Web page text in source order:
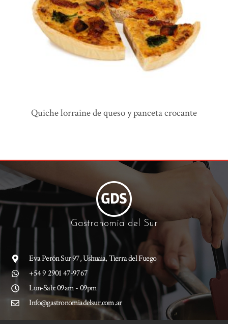
quiche lorraine de queso y panceta crocante
Gastronomía del Sur
Eva Perón Sur 97, Ushuaia, Tierra del Fuego
+54 9 2901 47-9767
Lun-Sab: 09am - 09pm
Info@gastronomiadelsur.com.ar